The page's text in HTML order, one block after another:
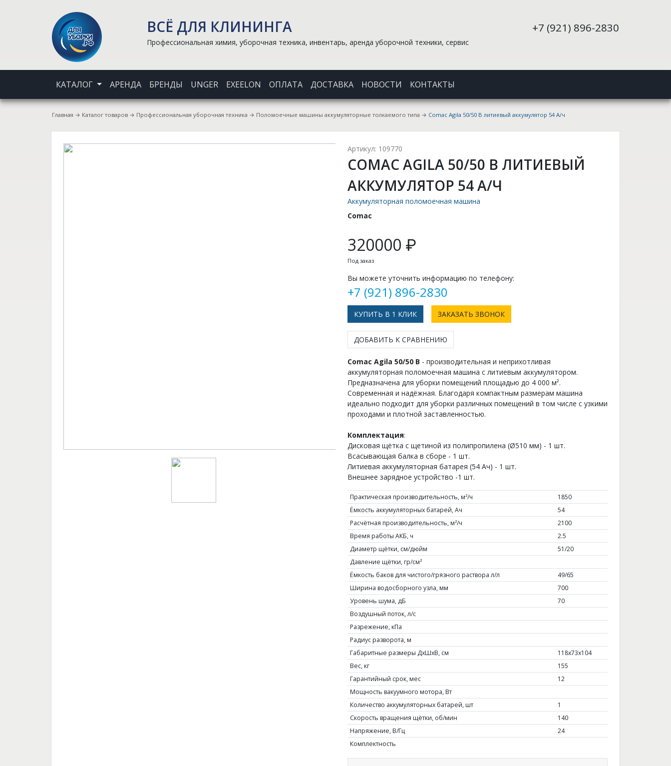
ВСЁ ДЛЯ КЛИНИНГА
Профессиональная химия, уборочная техника, инвентарь, аренда уборочной техники, сервис
+7 (921) 896-2830
КАТАЛОГ АРЕНДА БРЕНДЫ UNGER EXEELON ОПЛАТА ДОСТАВКА НОВОСТИ КОНТАКТЫ
Главная → Каталог товаров → Профессиональная уборочная техника → Поломоечные машины аккумуляторные толкаемого типа → Comac Agila 50/50 B литиевый аккумулятор 54 А/ч
Артикул: 109770
COMAC AGILA 50/50 B ЛИТИЕВЫЙ
АККУМУЛЯТОР 54 А/Ч
Аккумуляторная поломоечная машина
Comac
320000 ₽
Под заказ
Вы можете уточнить информацию по телефону:
+7 (921) 896-2830
КУПИТЬ В 1 КЛИК ЗАКАЗАТЬ ЗВОНОК
ДОБАВИТЬ К СРАВНЕНИЮ
Comac Agila 50/50 B - производительная и неприхотливая
аккумуляторная поломоечная машина c литиевым аккумулятором.
Предназначена для уборки помещений площадью до 4 000 м².
Современная и надёжная. Благодаря компактным размерам машина
идеально подходит для уборки различных помещений в том числе с узкими
проходами и плотной заставленностью.
Комплектация:
Дисковая щётка с щетиной из полипропилена (Ø510 мм) - 1 шт.
Всасывающая балка в сборе - 1 шт.
Литиевая аккумуляторная батарея (54 Ач) - 1 шт.
Внешнее зарядное устройство -1 шт.
Практическая производительность, м²/ч
1850
Ёмкость аккумуляторных батарей, Ач
54
Расчётная производительность, м²/ч
2100
Время работы АКБ, ч
2.5
Диаметр щётки, см/дюйм
51/20
Давление щётки, гр/см²
Ёмкость баков для чистого/грязного раствора л/л
49/65
Ширина водосборного узла, мм
700
Уровень шума, дБ
70
Воздушный поток, л/с
Разрежение, кПа
Радиус разворота, м
Габаритные размеры ДхШхВ, см
118х73х104
Вес, кг
155
Гарантийный срок, мес
12
Мощность вакуумного мотора, Вт
Количество аккумуляторных батарей, шт
1
Скорость вращения щётки, об/мин
140
Напряжение, В/Гц
24
Комплектность